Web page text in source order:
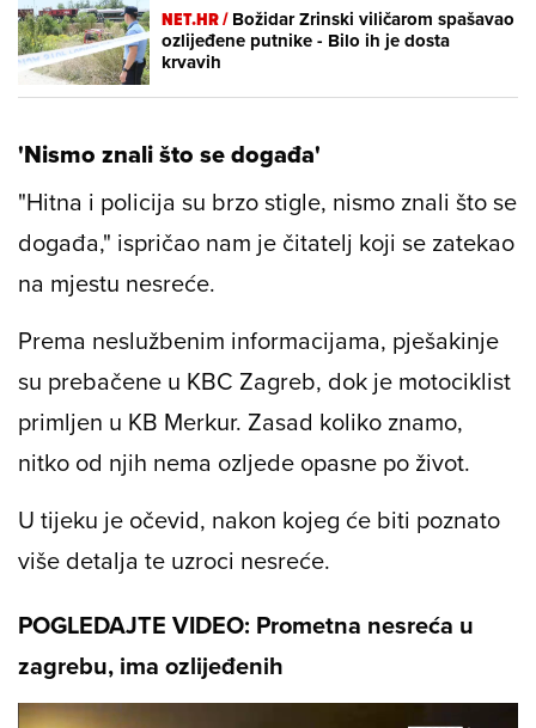
NET.HR /Božidar Zrinski viličarom spašavao
ozlijeđene putnike - Bilo ih je dosta
krvavih
'Nismo znali što se događa'
"Hitna i policija su brzo stigle, nismo znali što se
događa," ispričao nam je čitatelj koji se zatekao
na mjestu nesreće.
Prema neslužbenim informacijama, pješakinje
su prebačene u KBC Zagreb, dok je motociklist
primljen u KB Merkur. Zasad koliko znamo,
nitko od njih nema ozljede opasne po život.
U tijeku je očevid, nakon kojeg će biti poznato
više detalja te uzroci nesreće.
POGLEDAJTE VIDEO: Prometna nesreća u
zagrebu, ima ozlijeđenih